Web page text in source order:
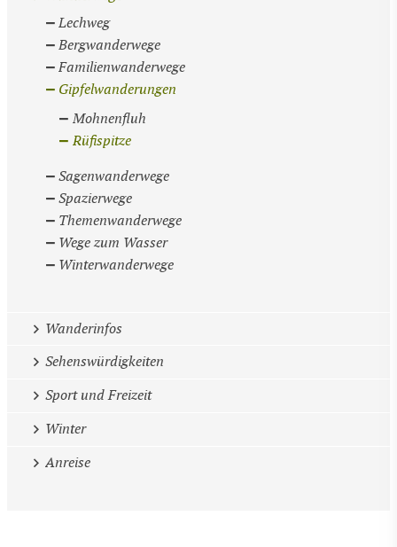
Lechweg
Bergwanderwege
Familienwanderwege
Gipfelwanderungen
Mohnenfluh
Rüfispitze
Sagenwanderwege
Spazierwege
Themenwanderwege
Wege zum Wasser
Winterwanderwege
Wanderinfos
Sehenswürdigkeiten
Sport und Freizeit
Winter
Anreise